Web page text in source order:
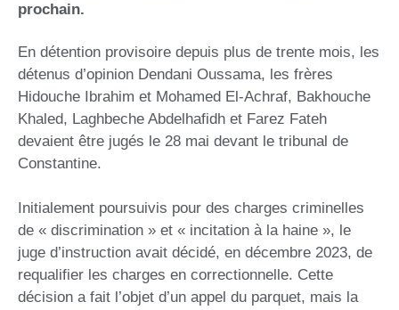
prochain.
En détention provisoire depuis plus de trente mois, les
détenus d’opinion Dendani Oussama, les frères
Hidouche Ibrahim et Mohamed El-Achraf, Bakhouche
Khaled, Laghbeche Abdelhafidh et Farez Fateh
devaient être jugés le 28 mai devant le tribunal de
Constantine.
Initialement poursuivis pour des charges criminelles
de « discrimination » et « incitation à la haine », le
juge d’instruction avait décidé, en décembre 2023, de
requalifier les charges en correctionnelle. Cette
décision a fait l’objet d’un appel du parquet, mais la